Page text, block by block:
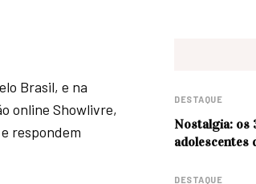
Brasil, e na
online Showlivre,
respondem
DESTAQUE
Nostalgia: os
adolescentes
DESTAQUE